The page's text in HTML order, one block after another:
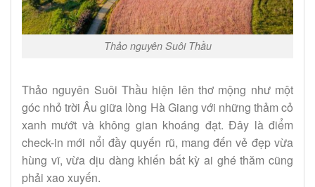
Thảo nguyên Suôi Thầu
Thảo nguyên Suôi Thầu hiện lên thơ mộng như một
góc nhỏ trời Âu giữa lòng Hà Giang với những thảm cỏ
xanh mướt và không gian khoáng đạt. Đây là điểm
check-in mới nổi đầy quyến rũ, mang đến vẻ đẹp vừa
hùng vĩ, vừa dịu dàng khiến bất kỳ ai ghé thăm cũng
phải xao xuyến.